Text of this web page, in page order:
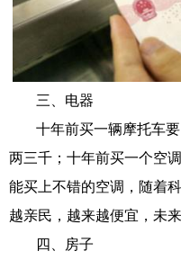
三、 电器
十年前买一辆摩托车
两三千；十年前买一个空
能买上不错的空调，随着
越亲民，越来越便宜，未
四、房子